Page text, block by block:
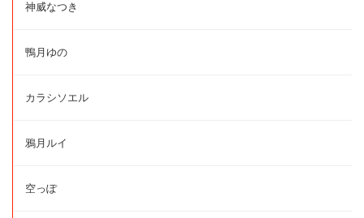
神威なつき
鴨月ゆの
カラシソエル
鴉月ルイ
空っぽ